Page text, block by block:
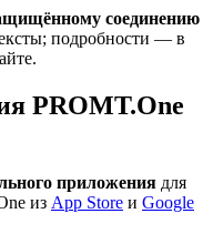
соединению
подробности — в
PROMT.One
приложения для
из App Store и Google